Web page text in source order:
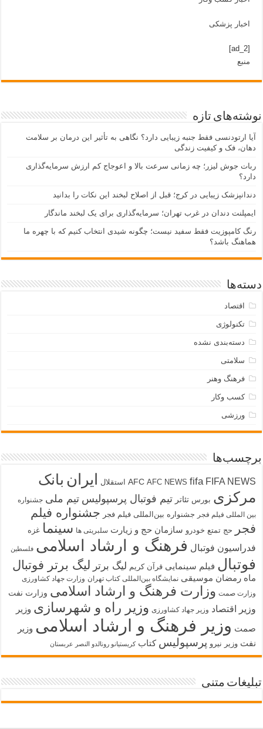
اخبار پزشکی
[ad_2]
منبع
نوشته‌های تازه
آیا ارتودنسی فقط جنبه زیبایی دارد؟ نگاهی به تأثیر این درمان بر سلامت
دهان، فک و کیفیت زندگی
ربات جوش لیزر؛ چه زمانی سرعت بالا و اعوجاج کم ارزش سرمایه‌گذاری
دارد؟
دندانپزشک زیبایی در کرج؛ قبل از اصلاح لبخند این نکات را بدانید
ایمپلنت دندان در غرب تهران؛ سرمایه‌گذاری برای یک لبخند ماندگار
رنگ کامپوزیت فقط سفید نیست؛ چگونه شیدی انتخاب کنیم که با چهره ما
هماهنگ باشد؟
دسته‌ها
اقتصاد
تکنولوژی
دسته‌بندی نشده
سلامتی
فرهنگ وهنر
کسب وکار
ورزشی
برچسب‌ها
AFC AFC NEWS fifa FIFA NEWS استقلال ایران بانک
مرکزی بورس تئاتر تیم فوتبال پرسپولیس تیم ملی جشنواره
بین المللی فیلم فجر جشنواره بین‌المللی فیلم فجر جشنواره فیلم
فجر
حج تمتع خودرو سازمان حج و زیارت سلبریتی ها سینما غزه
فدراسیون فوتبال فرهنگ و ارشاد اسلامی فلسطین
فوتبال فیلم سینمایی قرآن کریم لیگ برتر لیگ برتر فوتبال
ماه رمضان موسیقی نمایشگاه بین‌المللی کتاب تهران وزارت جهاد کشاورزی
وزارت صمت وزارت فرهنگ و ارشاد اسلامی وزارت نفت
وزیر اقتصاد وزیر جهاد کشاورزی وزیر راه و شهرسازی وزیر
صمت وزیر فرهنگ و ارشاد اسلامی وزیر
نفت وزیر نیرو پرسپولیس کتاب کریستیانو رونالدو النصر عربستان
تبلیغات متنی